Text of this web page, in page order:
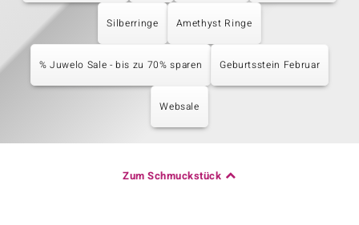
Silberringe Amethyst Ringe
% Juwelo Sale - bis zu 70% sparen Geburtsstein Februar
Websale
Zum Schmuckstück